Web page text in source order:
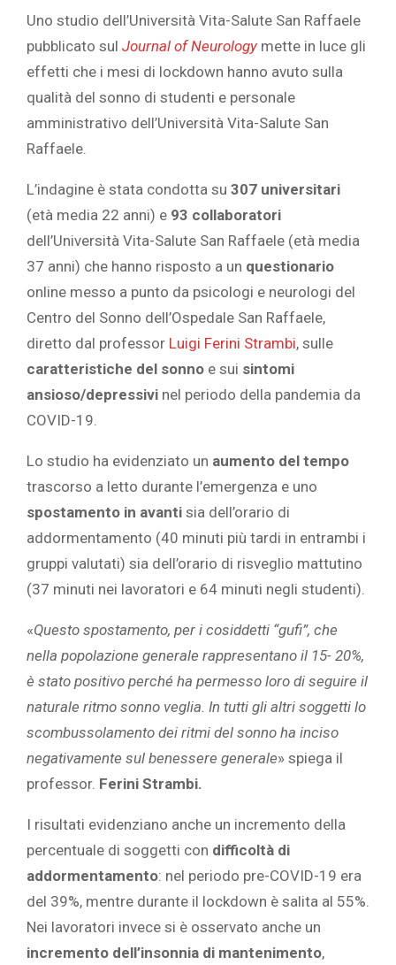
Uno studio dell’Università Vita-Salute San Raffaele
pubblicato sul Journal of Neurology mette in luce gli
effetti che i mesi di lockdown hanno avuto sulla
qualità del sonno di studenti e personale
amministrativo dell’Università Vita-Salute San
Raffaele.
L’indagine è stata condotta su 307 universitari
(età media 22 anni) e 93 collaboratori
dell’Università Vita-Salute San Raffaele (età media
37 anni) che hanno risposto a un questionario
online messo a punto da psicologi e neurologi del
Centro del Sonno dell’Ospedale San Raffaele,
diretto dal professor Luigi Ferini Strambi, sulle
caratteristiche del sonno e sui sintomi
ansioso/depressivi nel periodo della pandemia da
COVID-19.
Lo studio ha evidenziato un aumento del tempo
trascorso a letto durante l’emergenza e uno
spostamento in avanti sia dell’orario di
addormentamento (40 minuti più tardi in entrambi i
gruppi valutati) sia dell’orario di risveglio mattutino
(37 minuti nei lavoratori e 64 minuti negli studenti).
«Questo spostamento, per i cosiddetti “gufi”, che
nella popolazione generale rappresentano il 15- 20%,
è stato positivo perché ha permesso loro di seguire il
naturale ritmo sonno veglia. In tutti gli altri soggetti lo
scombussolamento dei ritmi del sonno ha inciso
negativamente sul benessere generale» spiega il
professor. Ferini Strambi.
I risultati evidenziano anche un incremento della
percentuale di soggetti con difficoltà di
addormentamento: nel periodo pre-COVID-19 era
del 39%, mentre durante il lockdown è salita al 55%.
Nei lavoratori invece si è osservato anche un
incremento dell’insonnia di mantenimento,